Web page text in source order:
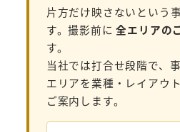
片方だけ映さないという
す。撮影前に全エリアの
す。
当社では打合せ段階で、
エリアを業種・レイアウ
ご案内します。